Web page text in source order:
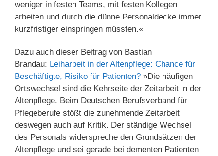
weniger in festen Teams, mit festen Kollegen
arbeiten und durch die dünne Personaldecke immer
kurzfristiger einspringen müssten.«
Dazu auch dieser Beitrag von Bastian
Brandau: Leiharbeit in der Altenpflege: Chance für
Beschäftigte, Risiko für Patienten? »Die häufigen
Ortswechsel sind die Kehrseite der Zeitarbeit in der
Altenpflege. Beim Deutschen Berufsverband für
Pflegeberufe stößt die zunehmende Zeitarbeit
deswegen auch auf Kritik. Der ständige Wechsel
des Personals widerspreche den Grundsätzen der
Altenpflege und sei gerade bei dementen Patienten